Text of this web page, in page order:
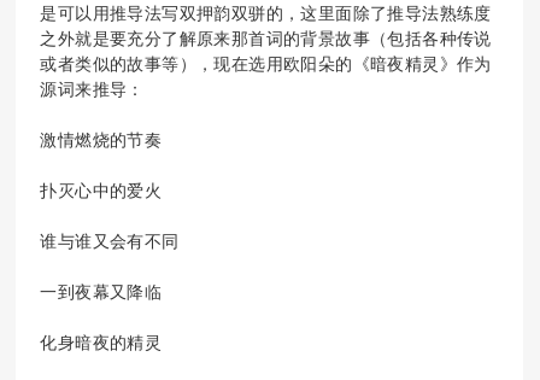
是可以用推导法写双押韵双骈的，这里面除了推导法熟练度
之外就是要充分了解原来那首词的背景故事（包括各种传说
或者类似的故事等），现在选用欧阳朵的《暗夜精灵》作为
源词来推导：
激情燃烧的节奏
扑灭心中的爱火
谁与谁又会有不同
一到夜幕又降临
化身暗夜的精灵